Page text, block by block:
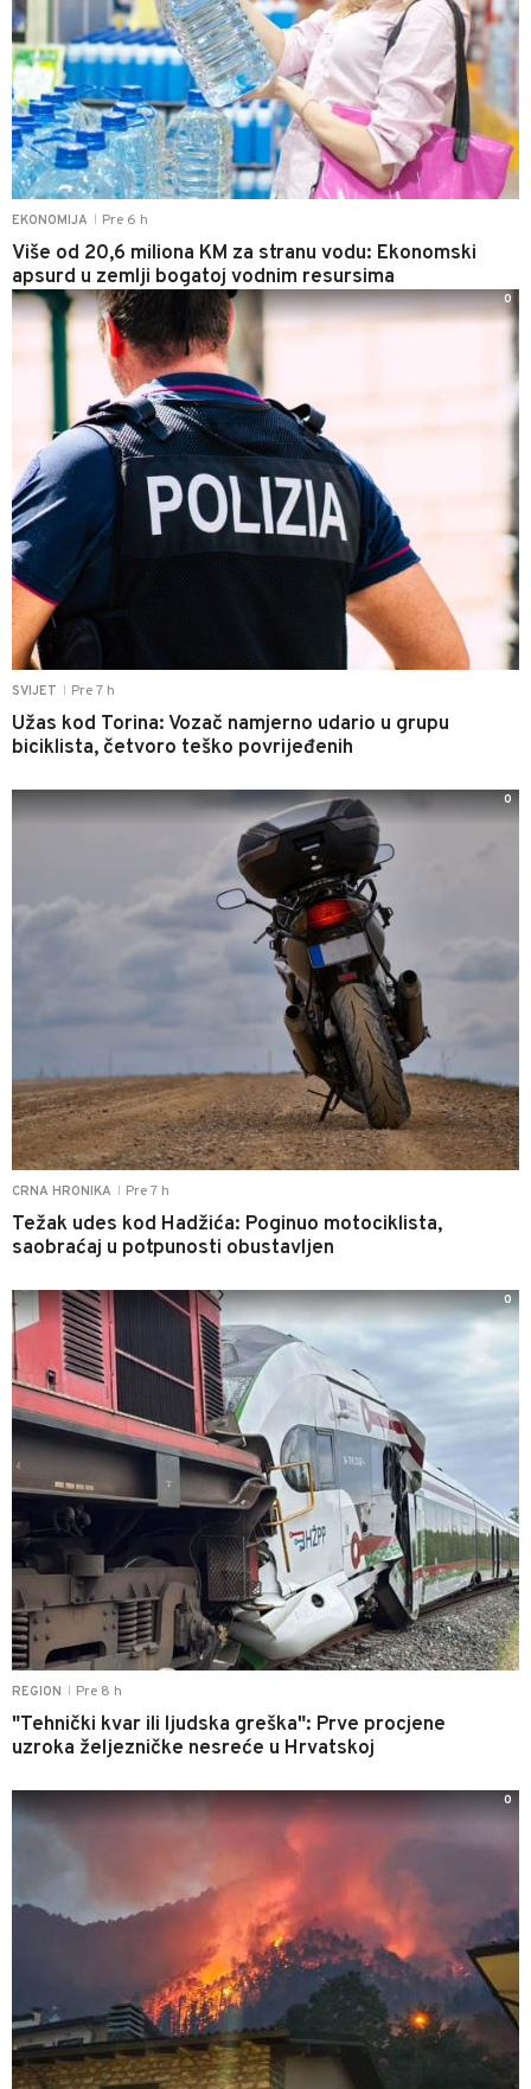
EKONOMIJA Pre 6 h
Više od 20,6 miliona KM za stranu vodu: Ekonomski
apsurd u zemlji bogatoj vodnim resursima
SVIJET Pre 7 h
Užas kod Torina: Vozač namjerno udario u grupu
biciklista, četvoro teško povrijeđenih
0
CRNA HRONIKA Pre 7 h
Težak udes kod Hadžića: Poginuo motociklista,
saobraćaj u potpunosti obustavljen
0
REGION Pre 8 h
"Tehnički kvar ili ljudska greška": Prve procjene
uzroka željezničke nesreće u Hrvatskoj
0
0